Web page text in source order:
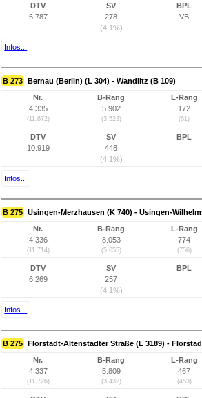
DTV
6.787
SV
278
(4,1%)
BPL
VB
Infos...
B 273 Bernau (Berlin) (L 304) - Wandlitz (B 109)
Nr.
4.335
(11.672)
B-Rang
5.902
(3.523)
L-Rang
172
(61)
DTV
10.919
SV
448
(4,1%)
BPL
Infos...
B 275 Usingen-Merzhausen (K 740) - Usingen-
Nr.
4.336
(11.714)
B-Rang
8.053
(5.655)
L-Rang
774
(756)
DTV
6.269
SV
257
(4,1%)
BPL
Infos...
B 275 Florstadt-Altenstädter Straße (L 3189) -
Nr.
4.337
(11.726)
B-Rang
5.809
(3.432)
L-Rang
467
(453)